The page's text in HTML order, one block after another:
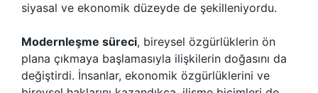
siyasal ve ekonomik düzeyde de şekilleniyordu.
Modernleşme süreci, bireysel özgürlüklerin ön
plana çıkmaya başlamasıyla ilişkilerin doğasını da
değiştirdi. İnsanlar, ekonomik özgürlüklerini ve